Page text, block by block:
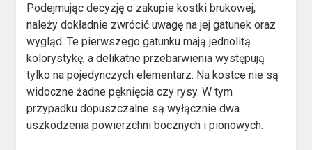
Podejmując decyzję o zakupie kostki brukowej,
należy dokładnie zwrócić uwagę na jej gatunek oraz
wygląd. Te pierwszego gatunku mają jednolitą
kolorystykę, a delikatne przebarwienia występują
tylko na pojedynczych elementarz. Na kostce nie są
widoczne żadne pęknięcia czy rysy. W tym
przypadku dopuszczalne są wyłącznie dwa
uszkodzenia powierzchni bocznych i pionowych.